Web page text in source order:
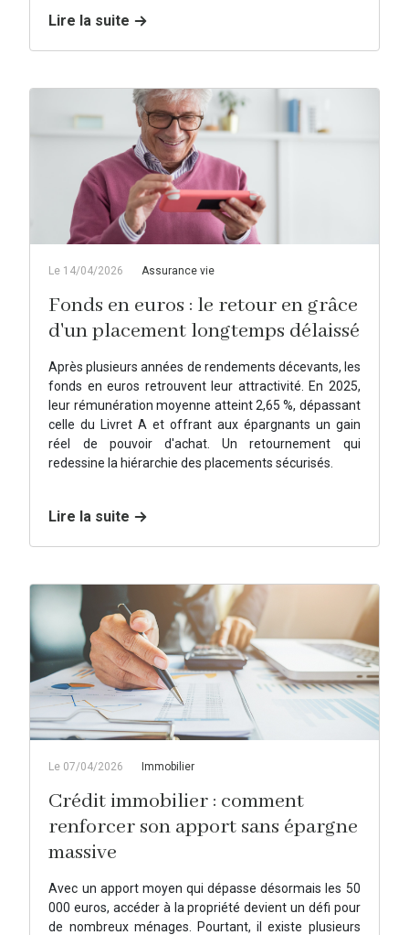
Lire la suite
Le 14/04/2026 Assurance vie
Fonds en euros : le retour en grâce
d'un placement longtemps délaissé
Après plusieurs années de rendements décevants, les
fonds en euros retrouvent leur attractivité. En 2025,
leur rémunération moyenne atteint 2,65 %, dépassant
celle du Livret A et offrant aux épargnants un gain
réel de pouvoir d'achat. Un retournement qui
redessine la hiérarchie des placements sécurisés.
Lire la suite
Le 07/04/2026 Immobilier
Crédit immobilier : comment
renforcer son apport sans épargne
massive
Avec un apport moyen qui dépasse désormais les 50
000 euros, accéder à la propriété devient un défi pour
de nombreux ménages. Pourtant, il existe plusieurs